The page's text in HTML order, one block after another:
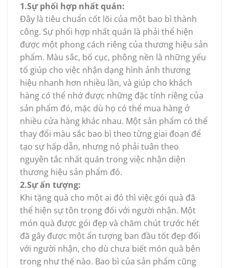
1.Sự phối hợp nhất quán:
Đây là tiêu chuẩn cốt lõi của một bao bì thành
công. Sự phối hợp nhất quán là phải thể hiện
được một phong cách riêng của thương hiệu sản
phẩm. Màu sắc, bố cục, phông nền là những yếu
tố giúp cho việc nhận dạng hình ảnh thương
hiệu nhanh hơn nhiều lần, và giúp cho khách
hàng có thể nhớ được những đặc tính riêng của
sản phẩm đó, mặc dù họ có thể mua hàng ở
nhiều cửa hàng khác nhau. Một sản phẩm có thể
thay đổi màu sắc bao bì theo từng giai đoạn để
tạo sự hấp dẫn, nhưng nó phải tuân theo
nguyên tắc nhất quán trong việc nhận diện
thương hiệu sản phẩm đó.
2.Sự ấn tượng:
Khi tặng quà cho một ai đó thì việc gói quà đã
thể hiện sự tôn trọng đối với người nhận. Một
món quà được gói đẹp và chăm chút trước hết
đã gây được một ấn tượng ban đầu tốt đẹp đối
với người nhận, cho dù chưa biết món quà bên
trong như thế nào. Bao bì của sản phẩm cũng